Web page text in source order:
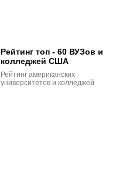
Рейтинг топ - 60 ВУЗов и
колледжей США
Рейтинг американских
университетов и колледжей